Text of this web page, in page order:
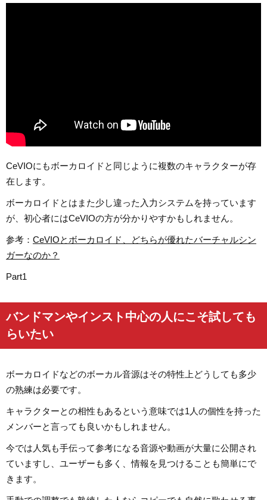
CeVIOにもボーカロイドと同じように複数のキャラクターが存
在します。
ボーカロイドとはまた少し違った入力システムを持っています
が、初心者にはCeVIOの方が分かりやすかもしれません。
参考： CeVIOとボーカロイド、どちらが優れたバーチャルシン
ガーなのか？
Part1
バンドマンやインスト中心の人にこそ試しても
らいたい
ボーカロイドなどのボーカル音源はその特性上どうしても多少
の熟練は必要です。
キャラクターとの相性もあるという意味では1人の個性を持った
メンバーと言っても良いかもしれません。
今では人気も手伝って参考になる音源や動画が大量に公開され
ていますし、ユーザーも多く、情報を見つけることも簡単にで
きます。